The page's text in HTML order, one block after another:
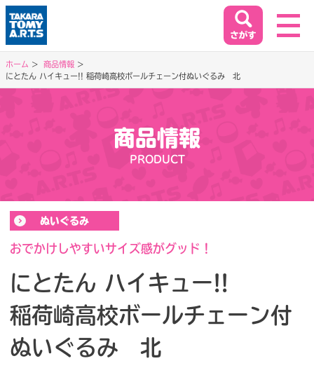
ホーム
イベント&キャンペーン
EVENT&CAMPAIGN
お客様相談室
会社情報
閉じる
ホーム
商品情報
にとたん ハイキュー!! 稲荷崎高校ボールチェーン付ぬいぐるみ 北
商品情報
PRODUCT
ぬいぐるみ
おでかけしやすいサイズ感がグッド！
にとたん ハイキュー!!
稲荷崎高校ボールチェーン付
ぬいぐるみ 北